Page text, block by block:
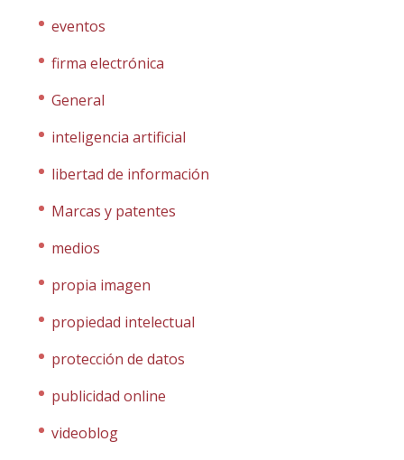
eventos
firma electrónica
General
inteligencia artificial
libertad de información
Marcas y patentes
medios
propia imagen
propiedad intelectual
protección de datos
publicidad online
videoblog